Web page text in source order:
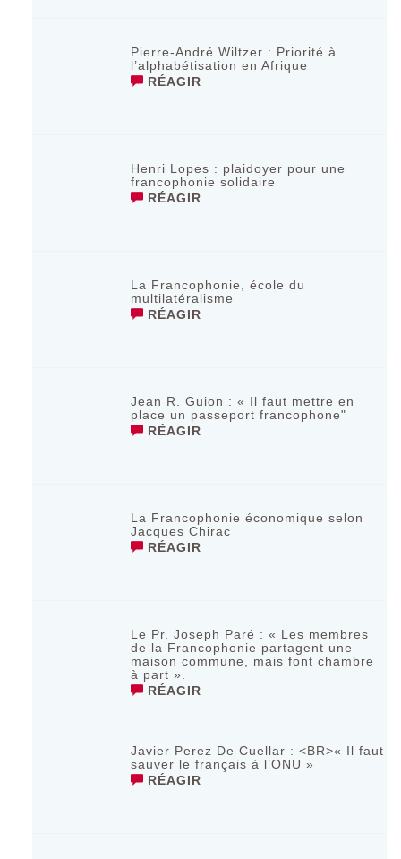
Pierre-André Wiltzer : Priorité à
l’alphabétisation en Afrique
RÉAGIR
Henri Lopes : plaidoyer pour une
francophonie solidaire
RÉAGIR
La Francophonie, école du
multilatéralisme
RÉAGIR
Jean R. Guion : « Il faut mettre en
place un passeport francophone"
RÉAGIR
La Francophonie économique selon
Jacques Chirac
RÉAGIR
Le Pr. Joseph Paré : « Les membres
de la Francophonie partagent une
maison commune, mais font chambre
à part ».
RÉAGIR
Javier Perez De Cuellar : <BR>« Il faut
sauver le français à l’ONU »
RÉAGIR